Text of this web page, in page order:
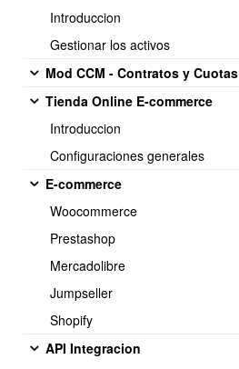
Introduccion
Gestionar los activos
Mod CCM - Contratos y Cuotas
Tienda Online E-commerce
Introduccion
Configuraciones generales
E-commerce
Woocommerce
Prestashop
Mercadolibre
Jumpseller
Shopify
API Integracion